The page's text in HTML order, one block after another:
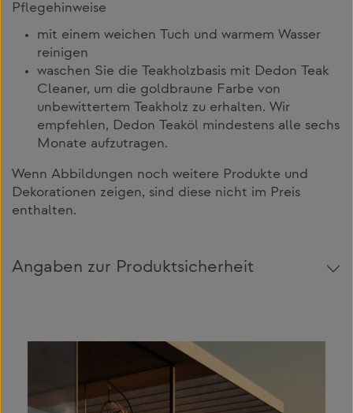
Pflegehinweise
mit einem weichen Tuch und warmem Wasser
reinigen
waschen Sie die Teakholzbasis mit Dedon Teak
Cleaner, um die goldbraune Farbe von
unbewittertem Teakholz zu erhalten. Wir
empfehlen, Dedon Teaköl mindestens alle sechs
Monate aufzutragen.
Wenn Abbildungen noch weitere Produkte und
Dekorationen zeigen, sind diese nicht im Preis
enthalten.
Angaben zur Produktsicherheit